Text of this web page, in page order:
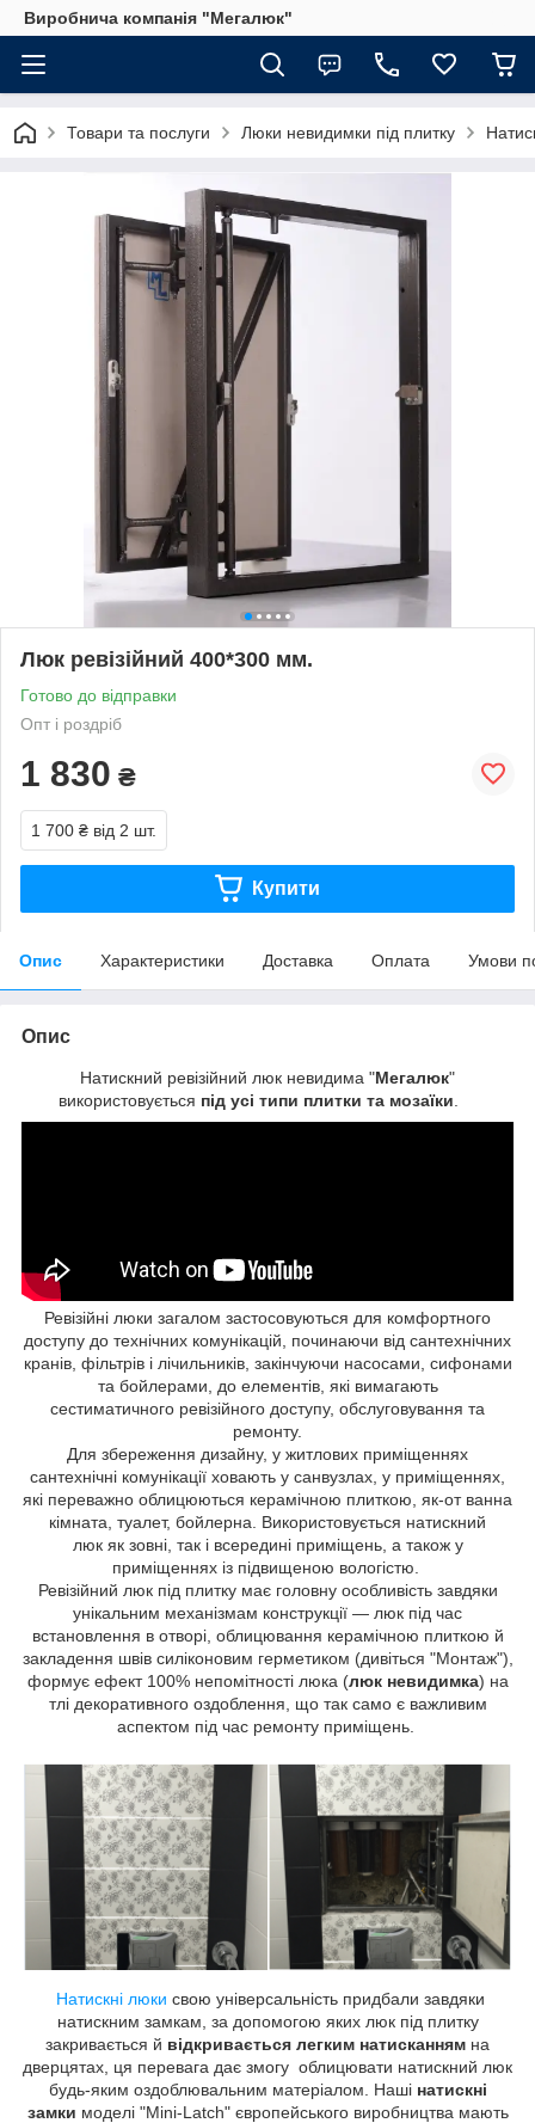
Виробнича компанія "Мегалюк"
Товари та послуги Люки невидимки під плитку
Люк ревізійний 400*300 мм.
Готово до відправки
Опт і роздріб
1 830 ₴
1 700 ₴ від 2 шт.
Купити
Опис Характеристики Доставка Оплата Умови
Опис
Натискний ревізійний люк невидима "Мегалюк"
використовується під усі типи плитки та мозаїки
Ревізійні люки загалом застосовуються для комфортного
доступу до технічних комунікацій, починаючи від сантехнічних
кранів, фільтрів і лічильників, закінчуючи насосами, сифонами
та бойлерами, до елементів, які вимагають
сестиматичного ревізійного доступу, обслуговування та
ремонту.
Для збереження дизайну, у житлових приміщеннях
сантехнічні комунікації ховають у санвузлах, у приміщеннях,
які переважно облицюються керамічною плиткою, як-от ванна
кімната, туалет, бойлерна. Використовується натискний
люк як зовні, так і всередині приміщень, а також у
приміщеннях із підвищеною вологістю.
Ревізійний люк під плитку має головну особливість завдяки
унікальним механізмам конструкції — люк під час
встановлення в отворі, облицювання керамічною плиткою й
закладення швів силіконовим герметиком (дивіться "Монтаж"),
формує ефект 100% непомітності люка (люк невидимка) на
тлі декоративного оздоблення, що так само є важливим
аспектом під час ремонту приміщень.
Натискні люки свою універсальність придбали завдяки
натискним замкам, за допомогою яких люк під плитку
закривається й відкривається легким натисканням на
дверцятах, ця перевага дає змогу облицювати натискний люк
будь-яким оздоблювальним матеріалом. Наші натискні
замки моделі "Mini-Latch" європейського виробництва мають